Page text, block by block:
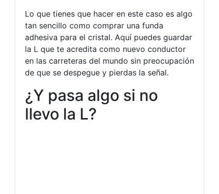
Lo que tienes que hacer en este caso es algo
tan sencillo como comprar una funda
adhesiva para el cristal. Aquí puedes guardar
la L que te acredita como nuevo conductor
en las carreteras del mundo sin preocupación
de que se despegue y pierdas la señal.
¿Y pasa algo si no
llevo la L?